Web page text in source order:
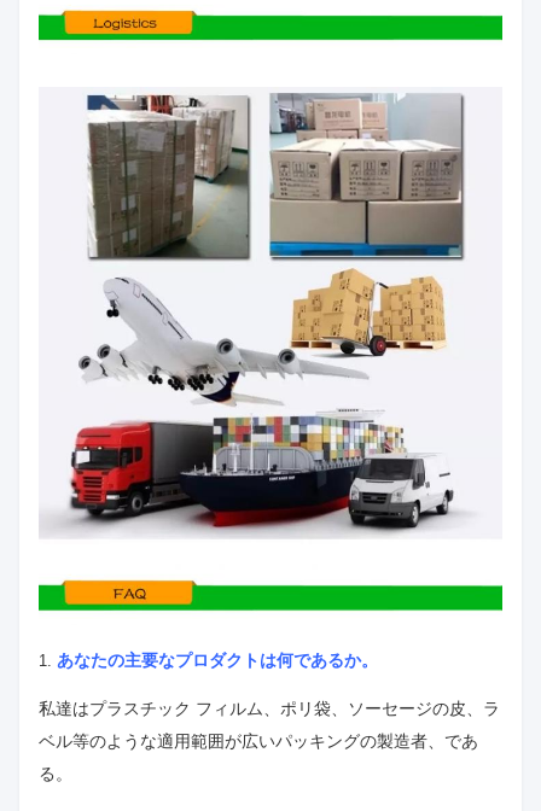
1. あなたの主要なプロダクトは何であるか。
私達はプラスチック フィルム、ポリ袋、ソーセージの皮、ラ
ベル等のような適用範囲が広いパッキングの製造者、であ
る。